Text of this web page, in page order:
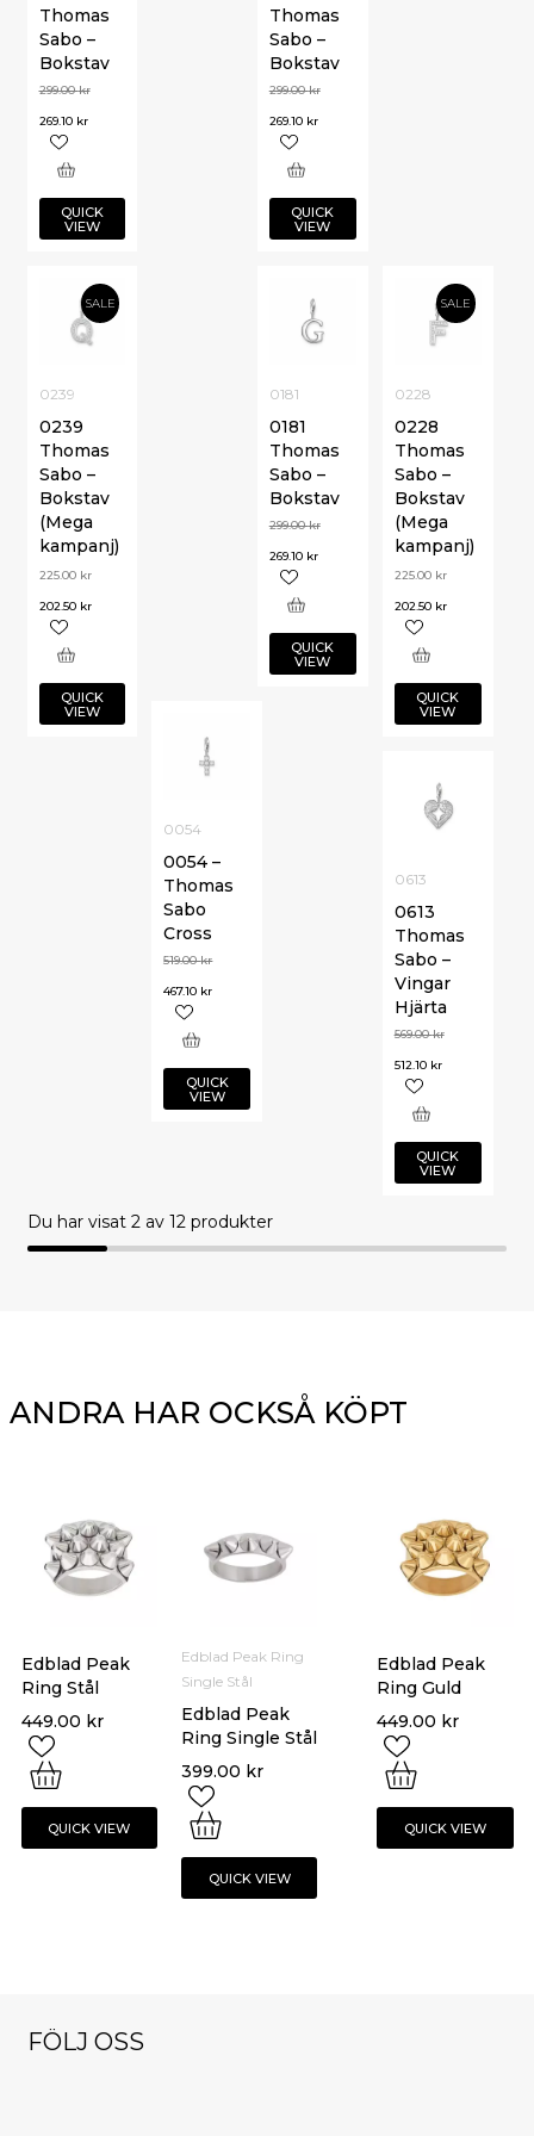
Thomas
Sabo –
Bokstav
299.00kr
269.10 kr
QUICK
VIEW
Thomas
Sabo –
Bokstav
299.00kr
269.10 kr
QUICK
VIEW
SALE
0228
0228
Thomas
Sabo –
Bokstav
(Mega
kampanj)
225.00 kr
202.50 kr
QUICK
VIEW
SALE
0239
0239
Thomas
Sabo –
Bokstav
(Mega
kampanj)
225.00 kr
202.50 kr
QUICK
VIEW
0181
0181
Thomas
Sabo –
Bokstav
299.00kr
269.10 kr
QUICK
VIEW
0054
0054 –
Thomas
Sabo
Cross
519.00kr
467.10 kr
QUICK
VIEW
0613
0613
Thomas
Sabo –
Vingar
Hjärta
569.00kr
512.10 kr
QUICK
VIEW
Du har visat 2av 12 produkter
ANDRA HAR OCKSÅ KÖPT
Edblad Peak
Ring Stål
449.00 kr
QUICK VIEW
Edblad Peak
Ring Guld
449.00 kr
QUICK VIEW
Edblad Peak Ring
Single Stål
Edblad Peak
Ring Single Stål
399.00 kr
QUICK VIEW
FÖLJ OSS